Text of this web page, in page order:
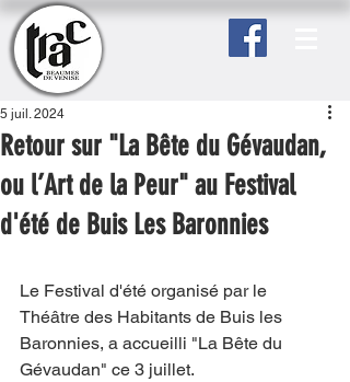
Retour sur "La Bête du Gévaudan,
ou l’Art de la Peur" au Festival
d'été de Buis Les Baronnies
5 juil. 2024
Le Festival d'été organisé par le
Théâtre des Habitants de Buis les
Baronnies, a accueilli "La Bête du
Gévaudan" ce 3 juillet.